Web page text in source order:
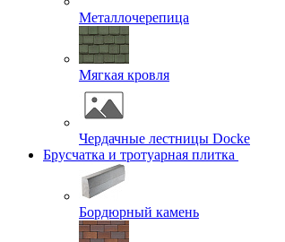
Металлочерепица
Мягкая кровля
Чердачные лестницы Docke
Брусчатка и тротуарная плитка
Бордюрный камень